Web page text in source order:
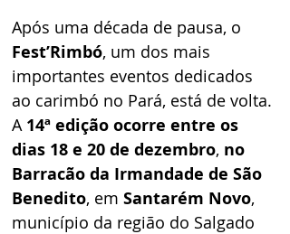
Após uma década de pausa, o
Fest’Rimbó, um dos mais
importantes eventos dedicados
ao carimbó no Pará, está de volta.
A 14ª edição ocorre entre os
dias 18 e 20 de dezembro, no
Barracão da Irmandade de São
Benedito, em Santarém Novo,
município da região do Salgado